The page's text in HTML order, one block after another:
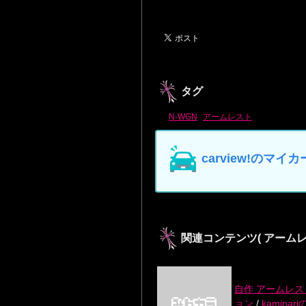
タグ
N-WGN アームレスト
carview!のマイカ
関連コンテンツ( アーム
自作 アームレ
ョン / kaminari